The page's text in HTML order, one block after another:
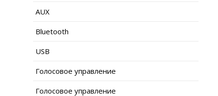
AUX
Bluetooth
USB
Голосовое управление
Голосовое управление